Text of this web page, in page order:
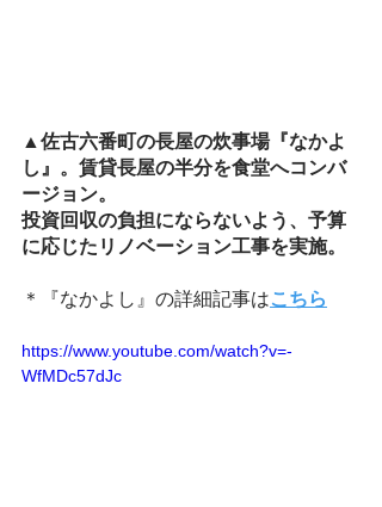
▲佐古六番町の長屋の炊事場『なかよ
し』。賃貸長屋の半分を食堂へコンバ
ージョン。
投資回収の負担にならないよう、予算
に応じたリノベーション工事を実施。
＊『なかよし』の詳細記事はこちら
https://www.youtube.com/watch?v=-
WfMDc57dJc